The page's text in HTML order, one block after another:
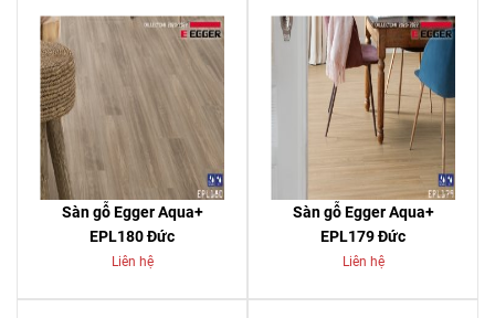
Sàn gỗ Egger Aqua+
EPL180 Đức
Liên hệ
Sàn gỗ Egger Aqua+
EPL179 Đức
Liên hệ